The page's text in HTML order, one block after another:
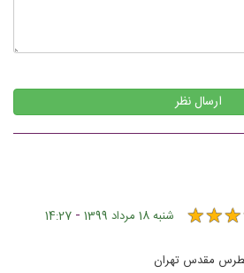
ارسال نظر
★★★
★★★ شنبه 18 مرداد 1399 -
14:27
مقدس تهران